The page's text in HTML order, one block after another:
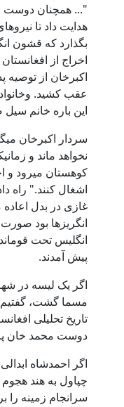
"... همچنان دوست
هدایت داد تا
بگذارد که قشون
اخراج از
اکبرخان از توصیه
عقب کشید.
این باره خانم سیل صفحه 147 اثر خود
سردار اکبرخان
نخواهد ماند و
کوهستان میرود و
اشغال کنند." راه
غازی در بدل
انگریزها بود
انگلیس تحت
پیش آمدند.
اگر یک لیسه در
تاریخ تحلیلی
دوست محمد خان
اگر احمدشاه
چپاول به هند
سرانجام زمینه را